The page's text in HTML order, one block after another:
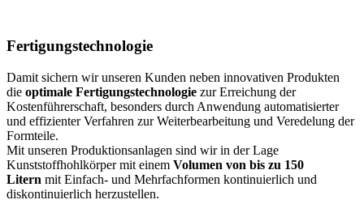
Fertigungstechnologie
Damit sichern wir unseren Kunden neben innovativen Produkten
die optimale Fertigungstechnologie zur Erreichung der
Kostenführerschaft, besonders durch Anwendung automatisierter
und effizienter Verfahren zur Weiterbearbeitung und Veredelung der
Formteile.
Mit unseren Produktionsanlagen sind wir in der Lage
Kunststoffhohlkörper mit einem Volumen von bis zu 150
Litern mit Einfach- und Mehrfachformen kontinuierlich und
diskontinuierlich herzustellen.